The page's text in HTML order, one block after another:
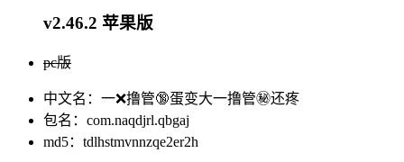
v2.46.2 苹果版
pc版
中文名：一❌撸管🔞蛋变大一撸管㊙️还疼
包名：com.naqdjrl.qbgaj
md5：tdlhstmvnnzqe2er2h